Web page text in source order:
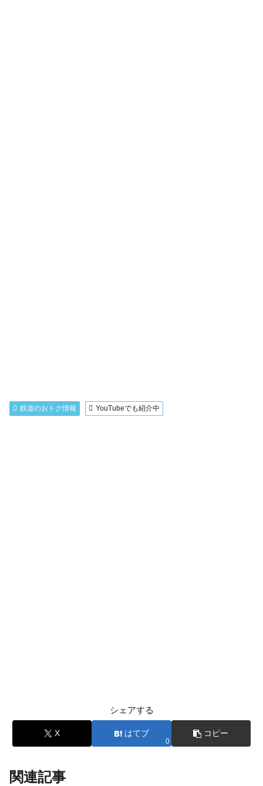
鉄道のおトク情報 YouTubeでも紹介中
シェアする
X はてブ
0
コピー
関連記事